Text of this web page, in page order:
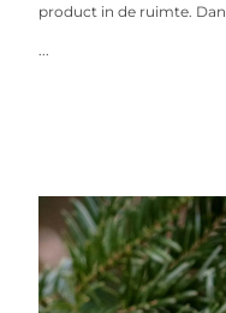
product in de ruimte. Dan
...